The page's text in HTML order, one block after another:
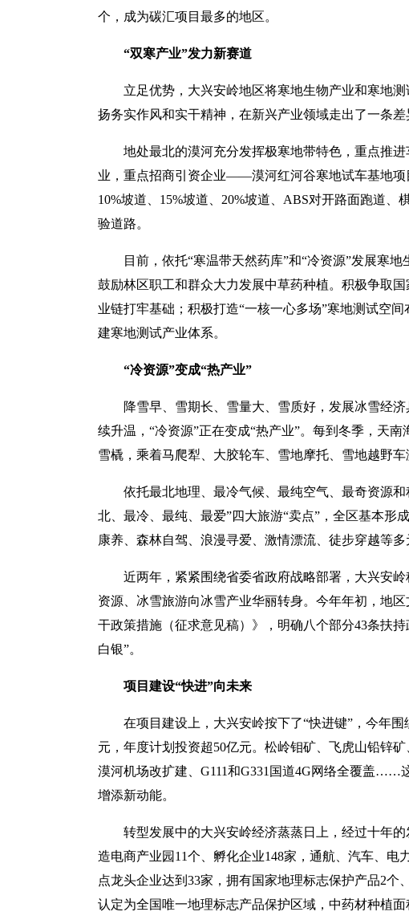
个，成为碳汇项目最多的地区。
“双寒产业”发力新赛道
立足优势，大兴安岭地区将寒地生物产业和寒地
扬务实作风和实干精神，在新兴产业领域走出了一条差
地处最北的漠河充分发挥极寒地带特色，重点推
业，重点招商引资企业——漠河红河谷寒地试车基地项
10%坡道、15%坡道、20%坡道、ABS对开路面跑道
验道路。
目前，依托“寒温带天然药库”和“冷资源”发展寒
鼓励林区职工和群众大力发展中草药种植。积极争取
业链打牢基础；积极打造“一核一心多场”寒地测试空
建寒地测试产业体系。
“冷资源”变成“热产业”
降雪早、雪期长、雪量大、雪质好，发展冰雪经
续升温，“冷资源”正在变成“热产业”。每到冬季，天
雪橇，乘着马爬犁、大胶轮车、雪地摩托、雪地越野车
依托最北地理、最冷气候、最纯空气、最奇资源
北、最冷、最纯、最爱”四大旅游“卖点”，全区基本形
康养、森林自驾、浪漫寻爱、激情漂流、徒步穿越等多
近两年，紧紧围绕省委省政府战略部署，大兴安
资源、冰雪旅游向冰雪产业华丽转身。今年年初，地
干政策措施（征求意见稿）》，明确八个部分43条扶
白银”。
项目建设“快进”向未来
在项目建设上，大兴安岭按下了“快进键”，今年
元，年度计划投资超50亿元。松岭钼矿、飞虎山铅锌
漠河机场改扩建、G111和G331国道4G网络全覆盖……
增添新动能。
转型发展中的大兴安岭经济蒸蒸日上，经过十年
造电商产业园11个、孵化企业148家，通航、汽车、
点龙头企业达到33家，拥有国家地理标志保护产品2个
认定为全国唯一地理标志产品保护区域，中药材种植面